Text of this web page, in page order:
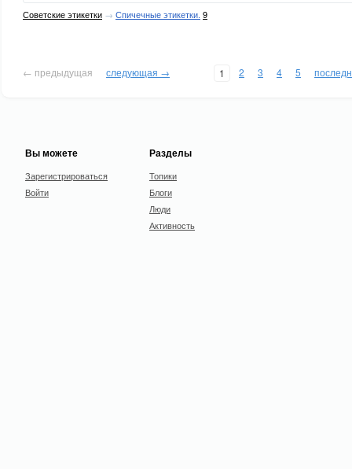
Советские этикетки → Спичечные этикетки. 9
← предыдущая следующая → 1 2 3 4 5
Вы можете
Зарегистрироваться
Войти
Разделы
Топики
Блоги
Люди
Активность